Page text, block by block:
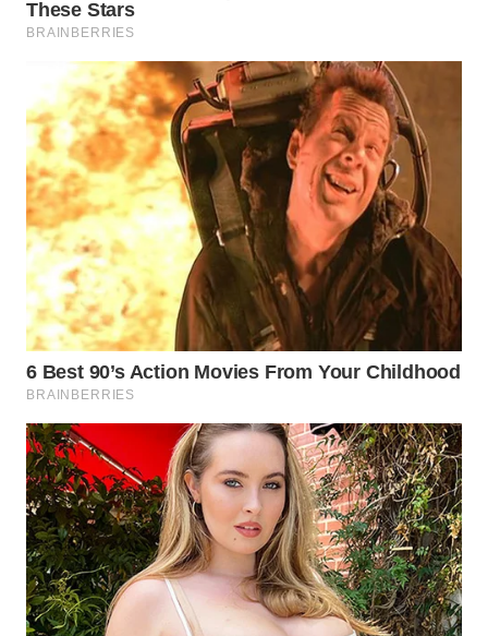
TAPANULI
TENGAH
WN DELI
SERDANG
WN
TEBING
TINGGI
WN
PAKPAK
WN
KARAWANG
WN
BEKASI
WN
BOGOR